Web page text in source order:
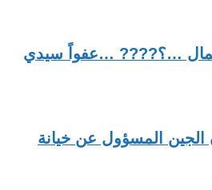
…؟???? …عفواً سيدي
الجين المسؤول عن خيانة